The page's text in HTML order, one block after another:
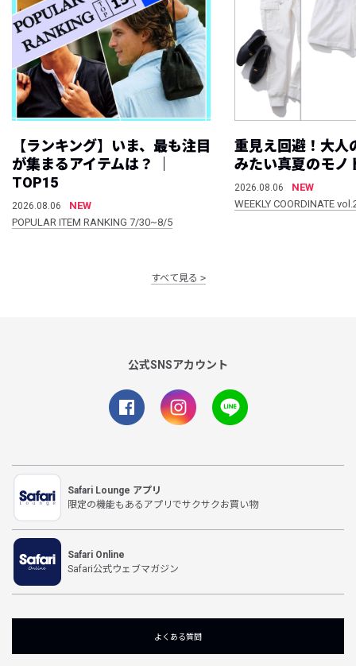
【ランキング】いま、最も注目
が集まるアイテムは？ ｜
TOP15
2026.08.06
NEW
POPULAR ITEM RANKING 7/30~8/5
重見え回避！大人
みたい真夏のモノ
2026.08.06
NEW
WEEKLY COORDINATE
すべて見る
公式SNSアカウント
Safari Lounge アプリ
限定の機能もあるアプリでサクサクお買い物
Safari Online
Safari公式ウェブマガジン
よくある質問